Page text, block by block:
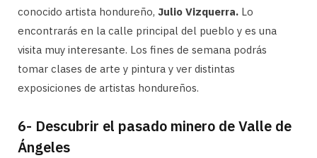
conocido artista hondureño, Julio Vizquerra. Lo
encontrarás en la calle principal del pueblo y es una
visita muy interesante. Los fines de semana podrás
tomar clases de arte y pintura y ver distintas
exposiciones de artistas hondureños.
6- Descubrir el pasado minero de Valle de
Ángeles